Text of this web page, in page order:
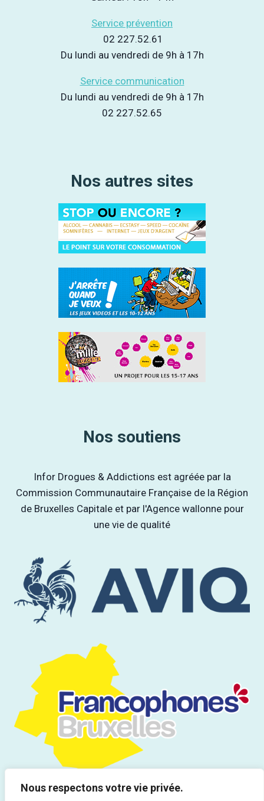
Nous respectons votre vie privée.
Service prévention
02 227.52.61
Du lundi au vendredi de 9h à 17h
Service communication
Du lundi au vendredi de 9h à 17h
02 227.52.65
Nos autres sites
Nos soutiens
Infor Drogues & Addictions est agréée par la
Commission Communautaire Française de la Région
de Bruxelles Capitale et par l'Agence wallonne pour
une vie de qualité